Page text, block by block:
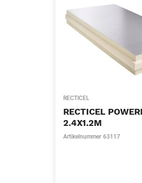
RECTICEL
RECTICEL
2.4X1.2M
Artikelnummer 63117